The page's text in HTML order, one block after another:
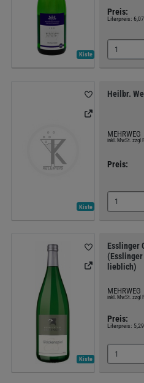
Kiste
Preis:
Literpreis:
Kiste
Heilbr.
MEHRWEG
inkl. MwSt. zzgl
Preis:
Kiste
Esslinger
lieblich)
MEHRWEG
inkl. MwSt. zzgl
Preis:
Literpreis: